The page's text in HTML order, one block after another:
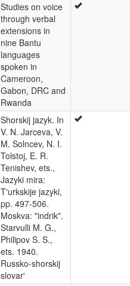
Studies on voice
through verbal
extensions in
nine Bantu
languages
spoken in
Cameroon,
Gabon, DRC and
Rwanda
Shorskij jazyk. In
V. N. Jarceva, V.
M. Solncev, N. I.
Tolstoj, E. R.
Tenishev, ets.,
Jazyki mira:
T'urkskije jazyki,
pp. 497-506.
Moskva: "indrik".
Starvulli M. G.,
Philipov S. S.,
ets. 1940.
Russko-shorskij
slovar'